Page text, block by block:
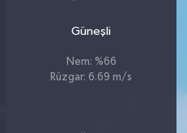
Güneşli
Nem: %66
Rüzgar: 6.69 m/s